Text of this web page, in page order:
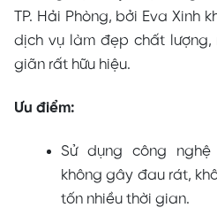
TP. Hải Phòng, bởi Eva Xinh
dịch vụ làm đẹp chất
giãn rất hữu hiệu.
Ưu điểm:
Sử dụng công
không gây đau rát,
tốn nhiều thời gian.